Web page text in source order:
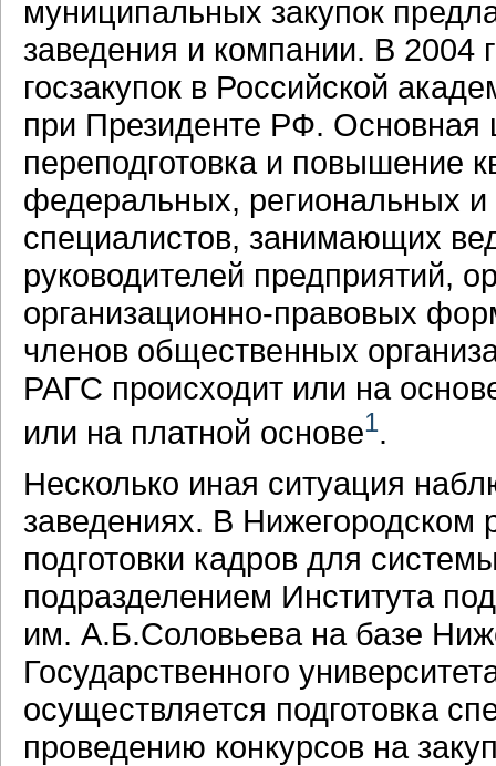
муниципальных закупок
заведения и компании. В 2004
госзакупок в Российской
при Президенте РФ. Основная
переподготовка и повышение
федеральных, региональных
специалистов, занимающих
руководителей предприятий,
организационно-правовых
членов общественных
РАГС происходит или на
или на платной основе1.
Несколько иная ситуация
заведениях. В Нижегородском
подготовки кадров для
подразделением Института
им. А.Б.Соловьева на базе
Государственного
осуществляется подготовка
проведению конкурсов на